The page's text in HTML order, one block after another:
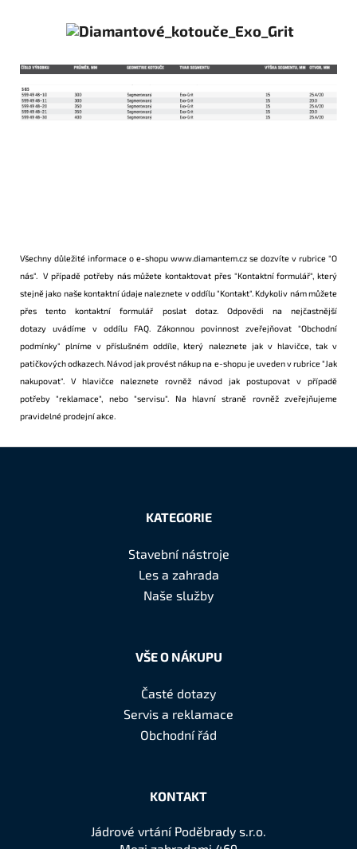
Všechny důležité informace o e-shopu www.diamantem.cz se dozvíte v rubrice "O
nás". V případě potřeby nás můžete kontaktovat přes "Kontaktní formulář", který
stejně jako naše kontaktní údaje naleznete v oddílu"Kontakt". Kdykoliv nám můžete
přes tentokontaktní formulář poslat dotaz. Odpovědi na nejčastnější
dotazy uvádíme v oddílu FAQ. Zákonnou povinnost zveřejňovat "Obchodní
podmínky" plníme v příslušném oddíle, který naleznete jak v hlavičce, tak v
patičkových odkazech. Návod jak provést nákup na e-shopu je uveden v rubrice"Jak
nakupovat". V hlavičce naleznete rovněž návod jak postupovat v případě
potřeby"reklamace", nebo"servisu". Na hlavní straně rovněž zveřejňujeme
pravidelné prodejníakce.
KATEGORIE
Stavební nástroje
Les a zahrada
Naše služby
VŠE O NÁKUPU
Časté dotazy
Servis a reklamace
Obchodní řád
KONTAKT
Jádrové vrtání Poděbrady s.r.o.